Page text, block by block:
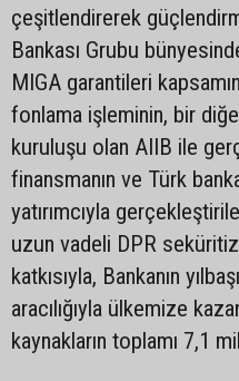
çeşitlendirerek
Bankası Grubu
MIGA garantileri
fonlama işleminin, bir
kuruluşu olan AIIB ile
finansmanın ve Türk
yatırımcıyla
uzun vadeli DPR
katkısıyla, Bankanın
aracılığıyla ülkemize
kaynakların toplamı 7,1